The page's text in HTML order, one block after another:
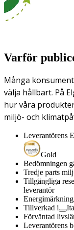
Varför
Många
välja hållbart. På
hur våra
miljö- och
Leverantörens
Gold
Bedömningen
Tredje parts
Tillgängliga
leverantör
Energimärkning
Tillverkad i
Förväntad
Leverantörens